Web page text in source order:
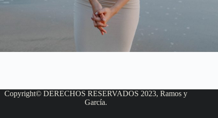
Copyright© DERECHOS RESERVADOS 2023, Ramos y
García.